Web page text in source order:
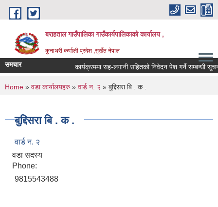
Skip to main content
बराहताल गाउँपालिका गाउँकार्यपालिकाको कार्यालय ,
कुनाथरी कर्णाली प्रदेश ,सुर्खेत नेपाल
समचार कार्यक्रममा सह-लगानी सहितको निवेदन पेश गर्ने सम्बन्धी सूचना
You are here
Home » वडा कार्यालयहरु » वार्ड न. २ » बुद्दिसरा बि . क .
बुद्दिसरा बि . क .
वार्ड न. २
वडा सदस्य
Phone:
9815543488